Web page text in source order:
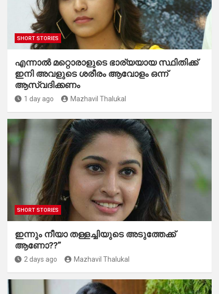
SHORT STORIES
എന്നാൽ മറ്റൊരാളുടെ ഭാര്യയായ സ്ഥിതിക്ക്
ഇനി അവളുടെ ശരീരം ആവോളം ഒന്ന്
ആസ്വദിക്കണം
1 day ago Mazhavil Thalukal
SHORT STORIES
ഇന്നും നീയാ തള്ളച്ചിയുടെ അടുത്തേക്ക്
ആണോ??”
2 days ago Mazhavil Thalukal